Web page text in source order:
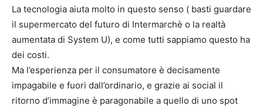
La tecnologia aiuta molto in questo senso ( basti guardare
il supermercato del futuro di Intermarchè o la realtà
aumentata di System U), e come tutti sappiamo questo ha
dei costi.
Ma l’esperienza per il consumatore è decisamente
impagabile e fuori dall’ordinario, e grazie ai social il
ritorno d’immagine è paragonabile a quello di uno spot